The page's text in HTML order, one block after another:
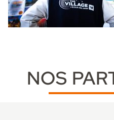
NOS